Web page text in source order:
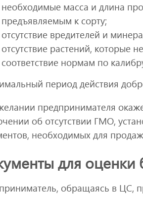
необходимые масса и длина
предъявляемым к сорту;
отсутствие вредителей и
отсутствие растений, которые
соответствие нормам по
период действия
предпринимателя
об отсутствии ГМО,
необходимых для
для оценки
обращаясь в ЦС,